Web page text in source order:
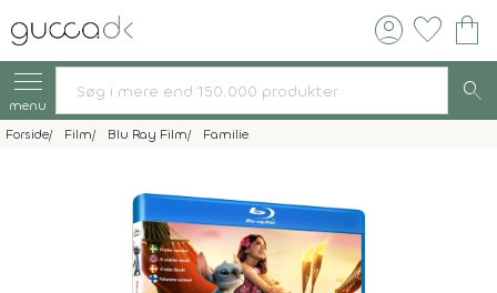
account_circle favorite shopping_bag
menu search
Forside Film Blu Ray Film Familie